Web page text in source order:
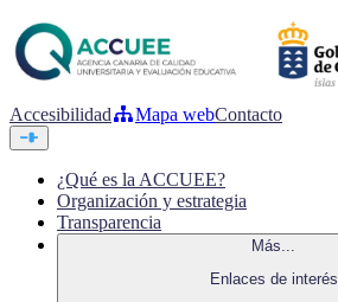
Accesibilidad Mapa webContacto
¿Qué es la ACCUEE?
Organización y estrategia
Transparencia
Más...
Enlaces de interés